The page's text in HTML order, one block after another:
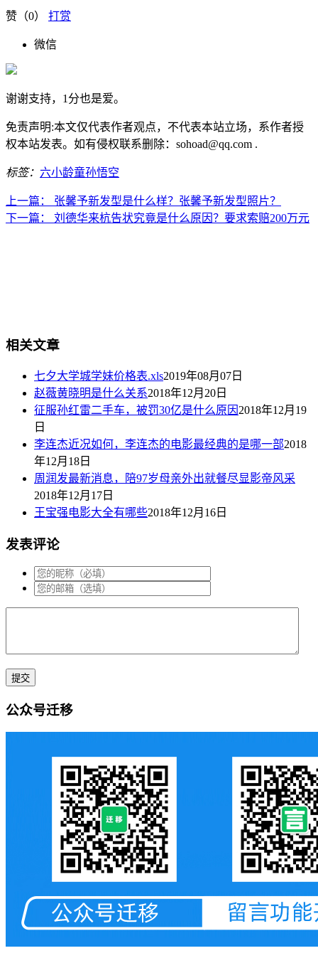
赞（0） 打赏
微信
谢谢支持，1分也是爱。
免责声明:本文仅代表作者观点，不代表本站立场，系作者授
权本站发表。如有侵权联系删除：sohoad@qq.com .
标签： 六小龄童孙悟空
上一篇：
张馨予新发型是什么样？张馨予新发型照片？
下一篇：
刘德华来杭告状究竟是什么原因？要求索赔200万元
相关文章
七夕大学城学妹价格表.xls2019年08月07日
赵薇黄晓明是什么关系2018年12月20日
征服孙红雷二手车，被罚30亿是什么原因 2018年12月19
日
李连杰近况如何，李连杰的电影最经典的是哪一部2018
年12月18日
周润发最新消息，陪97岁母亲外出就餐尽显影帝风采
2018年12月17日
王宝强电影大全有哪些2018年12月16日
发表评论
公众号迁移